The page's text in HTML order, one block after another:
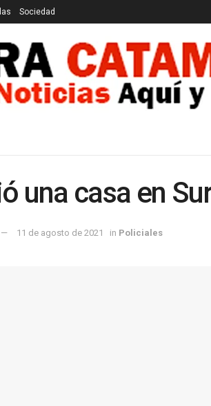
Sociedad
una casa en
11 de agosto de 2021 in Policiales